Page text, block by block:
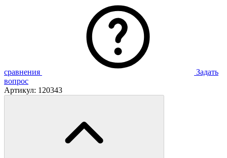
сравнения
Задать
вопрос
Артикул: 120343